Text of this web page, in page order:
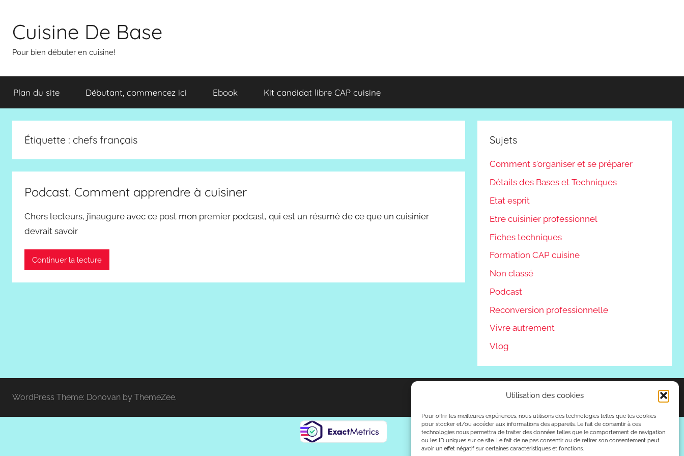
Utilisation des cookies
Pour offrir les meilleures expériences, nous utilisons des technologies telles que les cookies
pour stocker et/ou accéder aux informations des appareils. Le fait de consentir à ces
technologies nous permettra de traiter des données telles que le comportement de navigation
ou les ID uniques sur ce site. Le fait de ne pas consentir ou de retirer son consentement peut
avoir un effet négatif sur certaines caractéristiques et fonctions.
contenu
Cuisine De Base
Pour bien débuter en cuisine!
Plan du site Débutant, commencez ici Ebook Kit candidat libre CAP cuisine
Étiquette : chefs français
Podcast. Comment apprendre à cuisiner
Chers lecteurs, j’inaugure avec ce post mon premier podcast, qui est un résumé de ce que un cuisinier
devrait savoir
Continuer la lecture
Sujets
Comment s'organiser et se préparer
Détails des Bases et Techniques
Etat esprit
Etre cuisinier professionnel
Fiches techniques
Formation CAP cuisine
Non classé
Podcast
Reconversion professionnelle
Vivre autrement
Vlog
WordPress Theme: Donovan by ThemeZee.